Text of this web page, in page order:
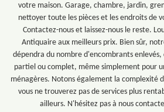
votre maison. Garage, chambre, jardin,
nettoyer toute les pièces et les endroits de
Contactez-nous et laissez-nous le reste.
Antiquaire aux meilleurs prix. Bien sûr,
dépendra du nombre d'encombrants enlevés,
partiel ou complet, même simplement pour
ménagères. Notons également la complexité
vous ne trouverez pas de services plus
ailleurs. N'hésitez pas à nous